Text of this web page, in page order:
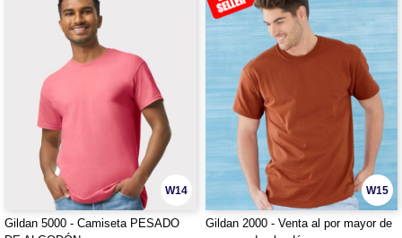
W14
Gildan 5000 - Camiseta PESADO
W15
Gildan 2000 - Venta al por mayor de